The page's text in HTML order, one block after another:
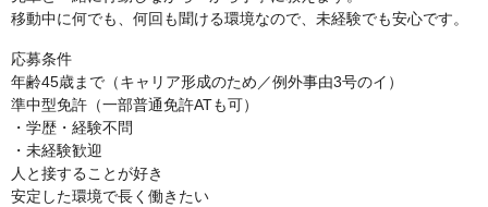
移動中に何でも、何回も聞ける環境なので、未経験でも安心です。
応募条件
年齢45歳まで（キャリア形成のため／例外事由3号のイ）
準中型免許（一部普通免許ATも可）
・学歴・経験不問
・未経験歓迎
人と接することが好き
安定した環境で長く働きたい